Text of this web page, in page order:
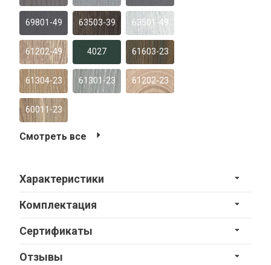
69801-49 63503-39 63501-49
61202-49 4027 61603-23
61304-23 61301-23 61202-23
60011-23
Смотреть все
Характеристики
Комплектация
Сертификаты
Отзывы